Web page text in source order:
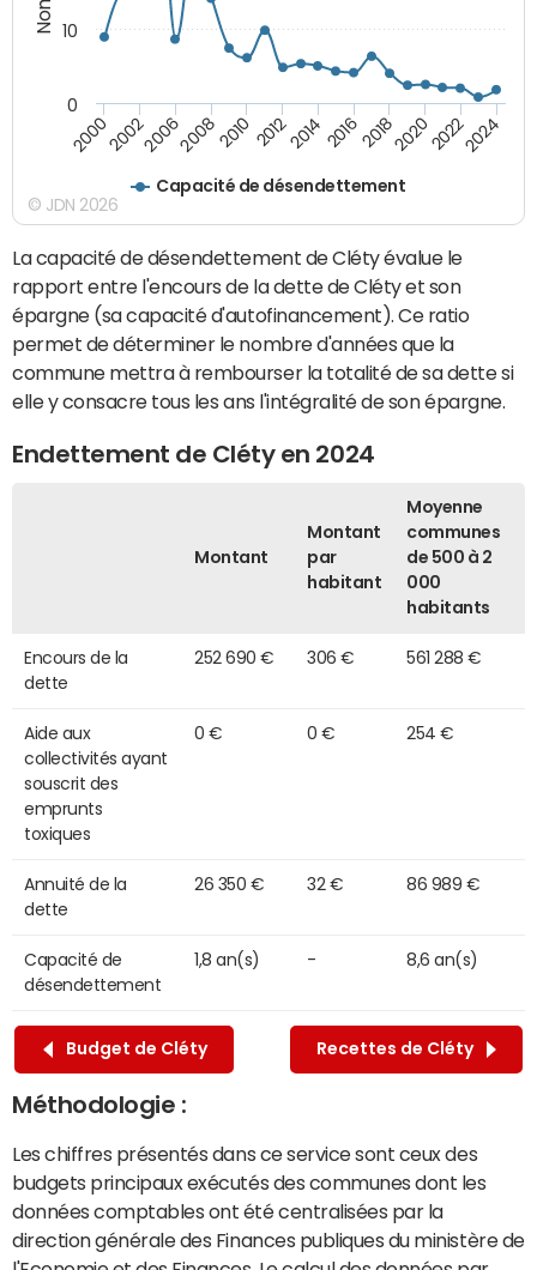
Capacité de désendettement
20002002200620082010 2012201420162018202020222024
0
10
© JDN 2026
La capacité de désendettement de Cléty évalue le
rapport entre l'encours de la dette de Cléty et son
épargne (sa capacité d'autofinancement). Ce ratio
permet de déterminer le nombre d'années que la
commune mettra à rembourser la totalité de sa dette si
elle y consacre tous les ans l'intégralité de son épargne.
Endettement de Cléty en 2024
Montant
Montant
par
habitant
Moyenne
communes
de 500 à 2
000
habitants
Encours de la
dette
252 690 € 306 € 561 288 €
Aide aux
collectivités ayant
souscrit des
emprunts
toxiques
0 € 0 € 254 €
Annuité de la
dette
26 350 € 32 € 86 989 €
Capacité de
désendettement
1,8 an(s) - 8,6 an(s)
Budget de Cléty Recettes de Cléty
Méthodologie :
Les chiffres présentés dans ce service sont ceux des
budgets principaux exécutés des communes dont les
données comptables ont été centralisées par la
direction générale des Finances publiques du ministère de